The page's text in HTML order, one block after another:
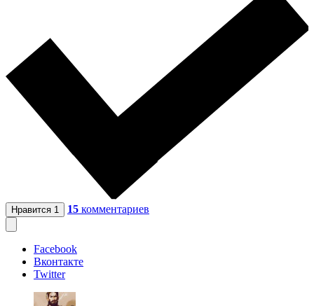
Нравится 1 15 комментариев
Facebook
Вконтакте
Twitter